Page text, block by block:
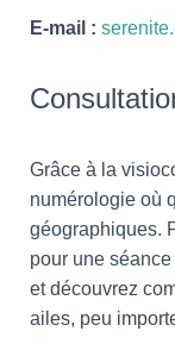
E-mail :
Grâce à la
numérologie où
géographiques.
pour une
et découvrez
ailes, peu